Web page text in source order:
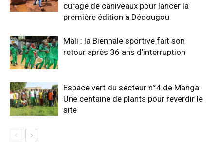
curage de caniveaux pour lancer la
première édition à Dédougou
Mali : la Biennale sportive fait son
retour après 36 ans d’interruption
Espace vert du secteur n°4 de Manga:
Une centaine de plants pour reverdir le
site